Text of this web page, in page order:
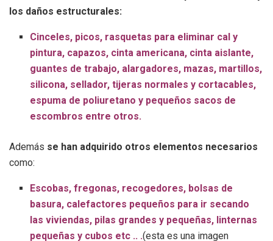
los daños estructurales:
Cinceles, picos, rasquetas para eliminar cal y
pintura, capazos, cinta americana, cinta aislante,
guantes de trabajo, alargadores, mazas, martillos,
silicona, sellador, tijeras normales y cortacables,
espuma de poliuretano y pequeños sacos de
escombros entre otros.
Además se han adquirido otros elementos necesarios
como:
Escobas, fregonas, recogedores, bolsas de
basura, calefactores pequeños para ir secando
las viviendas, pilas grandes y pequeñas, linternas
pequeñas y cubos etc .. .(esta es una imagen